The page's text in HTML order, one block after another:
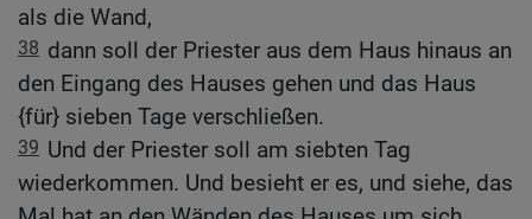
als die Wand,
38 dann soll der Priester aus dem Haus hinaus an
den Eingang des Hauses gehen und das Haus
{für} sieben Tage verschließen.
39 Und der Priester soll am siebten Tag
wiederkommen. Und besieht er es, und siehe, das